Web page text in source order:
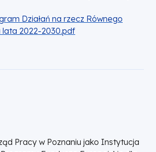
Działań na rzecz Równego
lata 2022-2030.pdf
Pracy w Poznaniu jako Instytucja